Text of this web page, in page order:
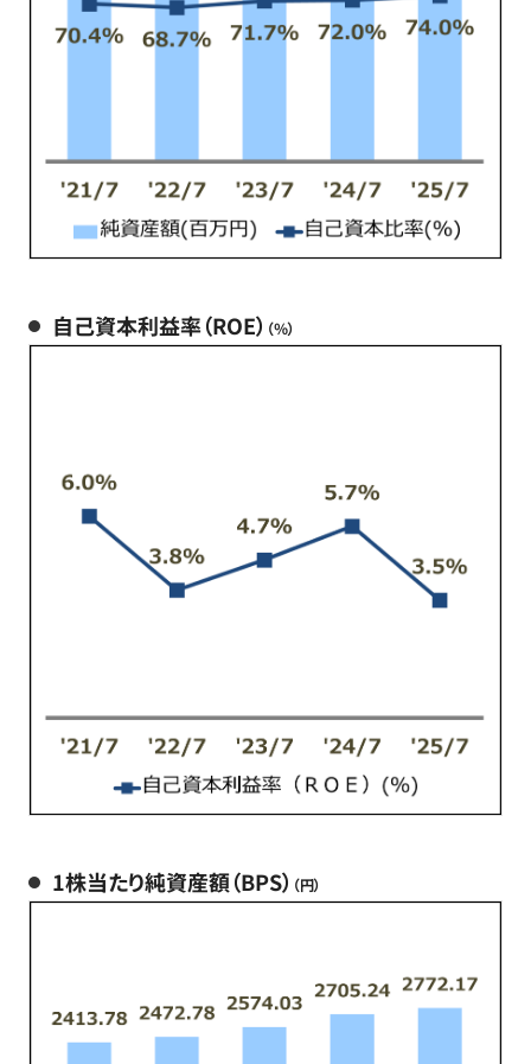
自己資本利益率（ROE） （％）
1株当たり純資産額（BPS） （円）